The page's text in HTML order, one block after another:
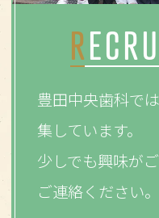
豊田中央歯科で
集しています。
少しでも興味が
ご連絡ください。